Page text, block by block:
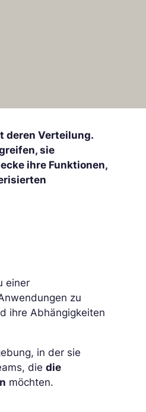
deren Verteilung.
sie
ihre Funktionen,
einer
zu
ihre Abhängigkeiten
in der sie
diedie
möchten.